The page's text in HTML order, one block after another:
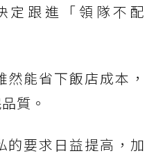
定跟進「領隊不配
能省下飯店成本，
質。
的要求日益提高，加